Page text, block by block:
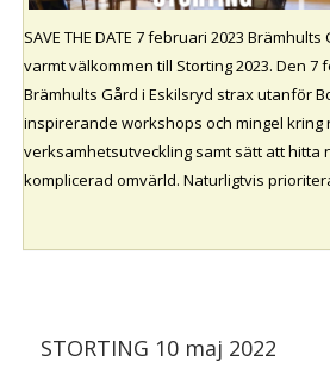
SAVE THE DATE 7 februari 2023
varmt välkommen till Storting 2023. Den 7
Brämhults Gård i Eskilsryd strax utanför
inspirerande workshops och mingel kring
verksamhetsutveckling samt sätt att hitta
komplicerad omvärld. Naturligtvis
STORTING 10 maj 2022